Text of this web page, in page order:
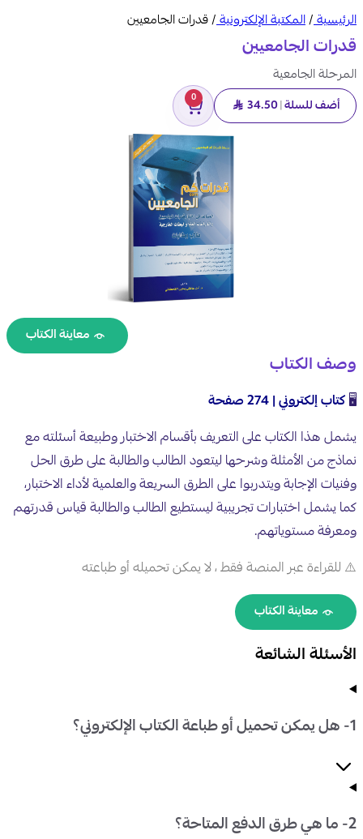
الرئيسية/المكتبة الإلكترونية/قدرات الجامعيين
قدرات الجامعيين
المرحلة الجامعية
أضف للسلة|
34.50
SAR
0
معاينة الكتاب
وصف الكتاب
🖥️كتاب إلكتروني |274صفحة
يشمل هذا الكتاب على التعريف بأقسام الاختبار وطبيعة أسئلته مع
نماذج من الأمثلة وشرحها ليتعود الطالب والطالبة على طرق الحل
وفنيات الإجابة ويتدربوا على الطرق السريعة والعلمية لأداء الاختبار،
كما يشمل اختبارات تجريبية ليستطيع الطالب والطالبة قياس قدرتهم
ومعرفة مستوياتهم.
⚠️ للقراءة عبر المنصة فقط ، لا يمكن تحميله أو طباعته
معاينة الكتاب
الأسئلة الشائعة
1- هل يمكن تحميل أو طباعة الكتاب الإلكتروني؟
2- ما هي طرق الدفع المتاحة؟